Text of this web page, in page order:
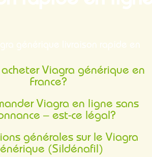
France?
– est-ce légal?
(Sildénafil)